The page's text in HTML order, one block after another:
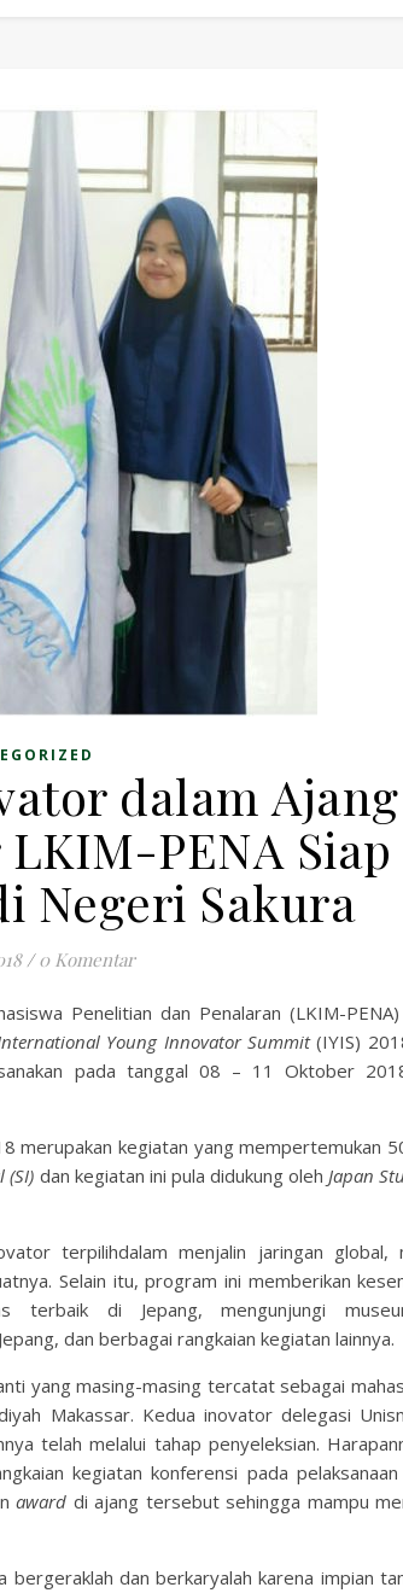
dalam
PENA Siap
Negeri Sakura
/ 0 Komentar
Penelitian dan Penalaran (LKIM-
Young Innovator Summit(IYIS)
pada tanggal 08 – 11 Oktober
merupakan kegiatan yang mempertemukan
(SI) dan kegiatan ini pula didukung oleh Japan
terpilihdalam menjalin jaringan global,
Selain itu, program ini memberikan
terbaik di Jepang, mengunjungi
dan berbagai rangkaian kegiatan lainnya.
yang masing-masing tercatat sebagai
Makassar. Kedua inovator delegasi
telah melalui tahap penyeleksian.
kegiatan konferensi pada
award di ajang tersebut sehingga mampu
bergeraklah dan berkaryalah karena impian